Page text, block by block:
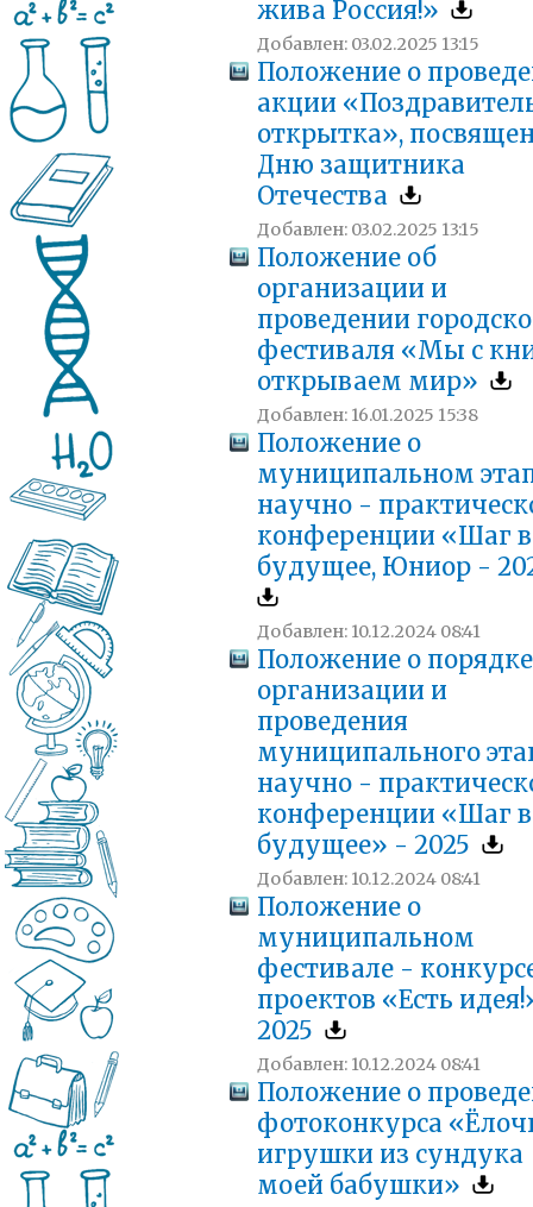
жива Россия!»
Добавлен: 03.02.2025 13:15
Положение о
акции
открытка»,
Дню защитника
Отечества
Добавлен: 03.02.2025 13:15
Положение об
организации и
проведении
фестиваля «Мы с
открываем мир»
Добавлен: 16.01.2025 15:38
Положение о
муниципальном
научно -
конференции «Шаг в
будущее, Юниор -
Добавлен: 10.12.2024 08:41
Положение о порядке
организации и
проведения
муниципального
научно -
конференции «Шаг в
будущее» - 2025
Добавлен: 10.12.2024 08:41
Положение о
муниципальном
фестивале -
проектов «Есть
2025
Добавлен: 10.12.2024 08:41
Положение о
фотоконкурса
игрушки из сундука
моей бабушки»